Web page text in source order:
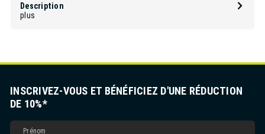
Description
plus
INSCRIVEZ-VOUS ET BÉNÉFICIEZ D'UNE RÉDUCTION
DE 10%*